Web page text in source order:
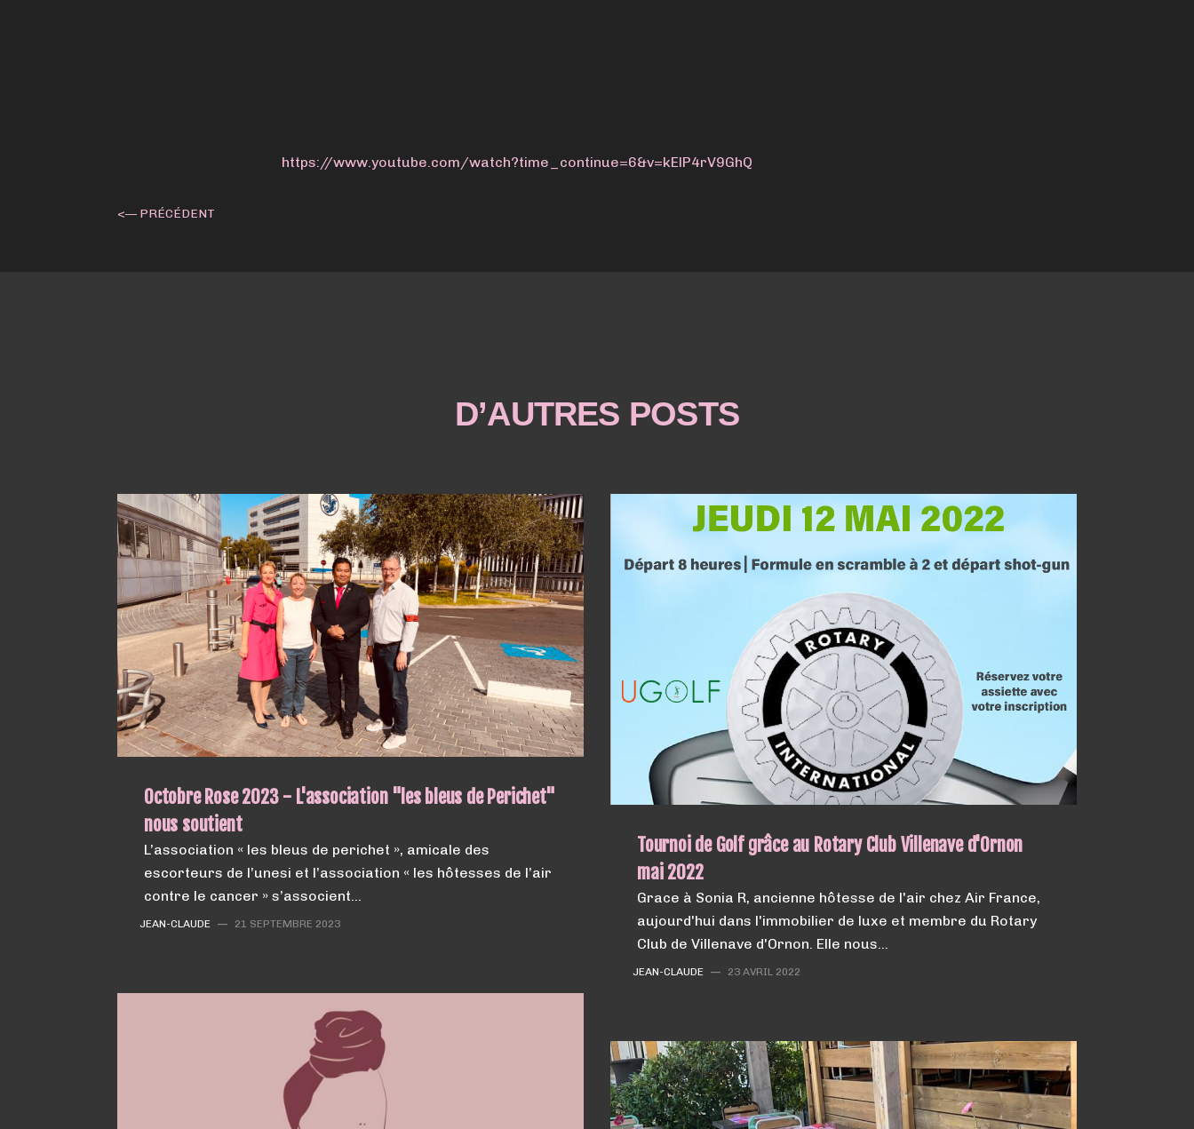
https://www.youtube.com/watch?time_continue=6&v=kElP4rV9GhQ
<— PRÉCÉDENT
D’AUTRES POSTS
Octobre Rose 2023 - L'association "les bleus de Perichet"
nous soutient
L’association « les bleus de perichet », amicale des
escorteurs de l’unesi et l’association « les hôtesses de l’air
contre le cancer » s’associent…
JEAN-CLAUDE — 21 SEPTEMBRE 2023
Tournoi de Golf grâce au Rotary Club Villenave d'Ornon
mai 2022
Grace à Sonia R, ancienne hôtesse de l'air chez Air France,
aujourd'hui dans l'immobilier de luxe et membre du Rotary
Club de Villenave d'Ornon. Elle nous…
JEAN-CLAUDE — 23 AVRIL 2022